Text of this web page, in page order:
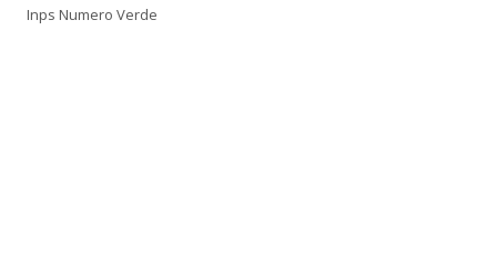
Inps Numero Verde